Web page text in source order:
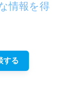
情報を得
する